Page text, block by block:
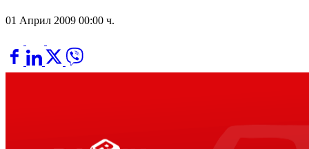
01 Април 2009 00:00 ч.